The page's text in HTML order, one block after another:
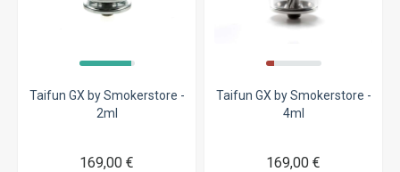
Taifun GX by Smokerstore -
2ml
169,00 €
Taifun GX by Smokerstore -
4ml
169,00 €